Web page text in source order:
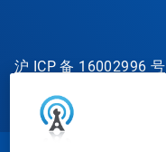
沪 ICP 备 16002996 号
31010702002902 号